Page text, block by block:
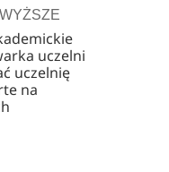
uczelni
uczelnię
na